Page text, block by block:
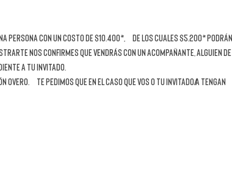
persona con un costo de $10.400*,  de los cuales $5.200* podrán
nos confirmes que vendrás con un acompañante, alguien de
a tu invitado.
Te pedimos que en el caso que vos o tu invitado/a tengan